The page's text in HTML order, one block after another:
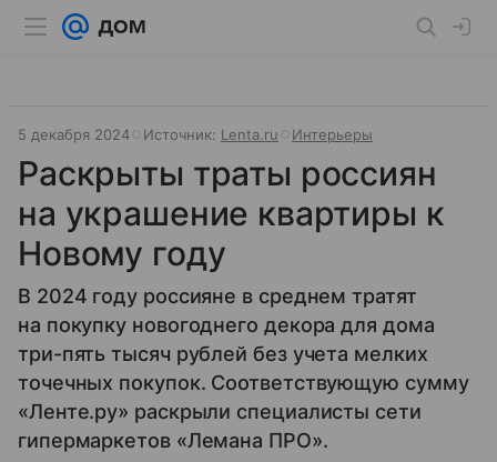
5 декабря 2024 Источник: Lenta.ru Интерьеры
Раскрыты траты россиян
на украшение квартиры к
Новому году
В 2024 году россияне в среднем тратят
на покупку новогоднего декора для дома
три-пять тысяч рублей без учета мелких
точечных покупок. Соответствующую сумму
«Ленте.ру» раскрыли специалисты сети
гипермаркетов «Лемана ПРО».